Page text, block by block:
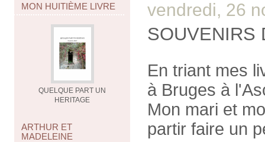
MON HUITIÈME LIVRE
QUELQUE PART UN
HERITAGE
ARTHUR ET
MADELEINE
vendredi, 26
SOUVENIRS
En triant mes
à Bruges à
Mon mari et
partir faire un